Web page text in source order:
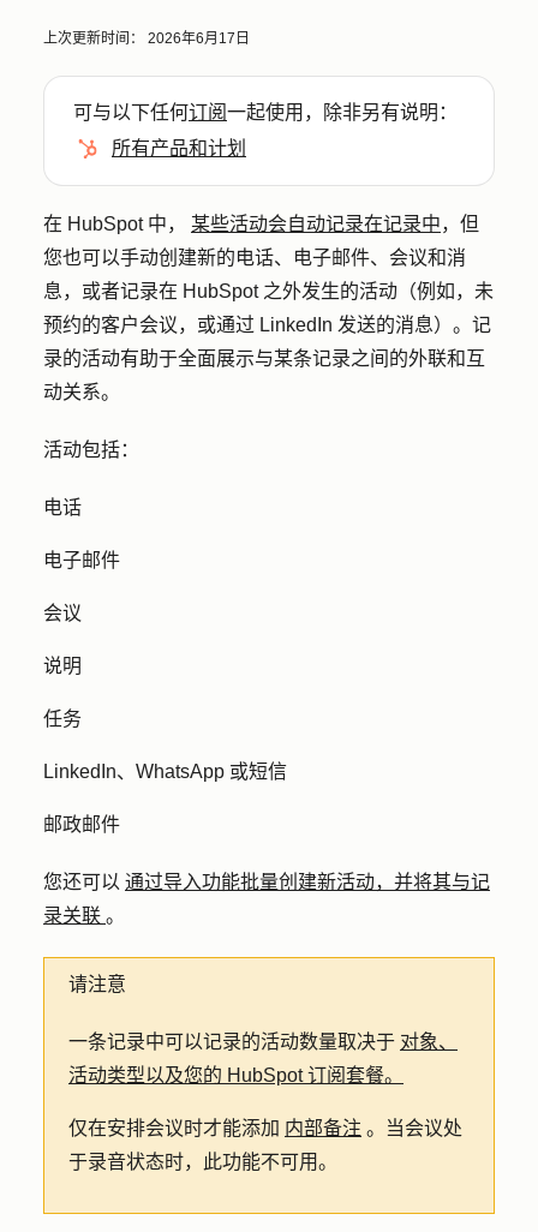
上次更新时间： 2026年6月17日
可与以下任何订阅一起使用，除非另有说明：
所有产品和计划
在 HubSpot 中， 某些活动会自动记录在记录中，但
您也可以手动创建新的电话、电子邮件、会议和消
息，或者记录在 HubSpot 之外发生的活动（例如，未
预约的客户会议，或通过 LinkedIn 发送的消息）。记
录的活动有助于全面展示与某条记录之间的外联和互
动关系。
活动包括：
电话
电子邮件
会议
说明
任务
LinkedIn、WhatsApp 或短信
邮政邮件
您还可以 通过导入功能批量创建新活动，并将其与记
录关联 。
请注意
一条记录中可以记录的活动数量取决于 对象、
活动类型以及您的 HubSpot 订阅套餐。
仅在安排会议时才能添加 内部备注 。当会议处
于录音状态时，此功能不可用。